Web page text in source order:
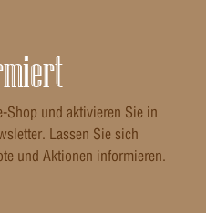
Shop und aktivieren Sie in
Lassen Sie sich
und Aktionen informieren.